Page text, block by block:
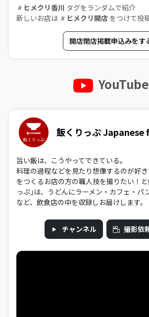
ヒメクリ香川 タグをランダムで紹介
新しいお店は
ヒメクリ開店 をつけて投
開店閉店掲載申込みをす
YouTube
飯くりっぷ
旨い飯は、こうやってできている。
料理の過程などを見たり想像するのが好
をつくるお店の方の職人技を撮りたい！
っぷ｣は、うどんにラーメン・カフェ・パ
など、飲食店の中を収録しお届けします。
チャンネル 撮影依